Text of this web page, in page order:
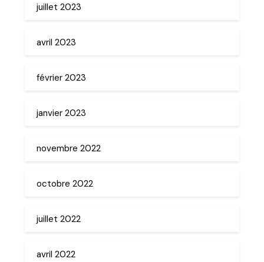
juillet 2023
avril 2023
février 2023
janvier 2023
novembre 2022
octobre 2022
juillet 2022
avril 2022